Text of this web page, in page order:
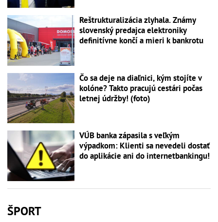
Reštrukturalizácia zlyhala. Známy
slovenský predajca elektroniky
definitívne končí a mieri k bankrotu
Čo sa deje na diaľnici, kým stojíte v
kolóne? Takto pracujú cestári počas
letnej údržby! (foto)
VÚB banka zápasila s veľkým
výpadkom: Klienti sa nevedeli dostať
do aplikácie ani do internetbankingu!
ŠPORT